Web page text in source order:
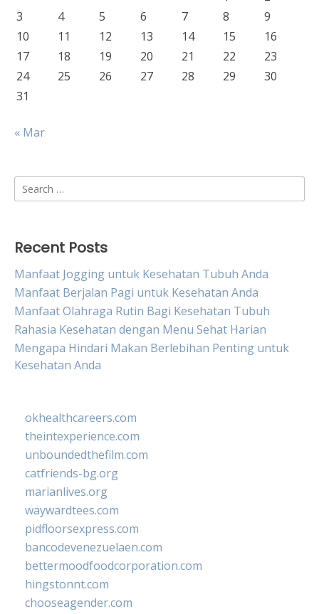
3
4 5 6 7 8
9
10
11 12 13 14 15
16
17
18 19 20 21 22
23
24
25 26 27 28 29
30
31
« Mar
Search
for:
Recent Posts
Manfaat Jogging untuk Kesehatan Tubuh Anda
Manfaat Berjalan Pagi untuk Kesehatan Anda
Manfaat Olahraga Rutin Bagi Kesehatan Tubuh
Rahasia Kesehatan dengan Menu Sehat Harian
Mengapa Hindari Makan Berlebihan Penting untuk
Kesehatan Anda
okhealthcareers.com
theintexperience.com
unboundedthefilm.com
catfriends-bg.org
marianlives.org
waywardtees.com
pidfloorsexpress.com
bancodevenezuelaen.com
bettermoodfoodcorporation.com
hingstonnt.com
chooseagender.com